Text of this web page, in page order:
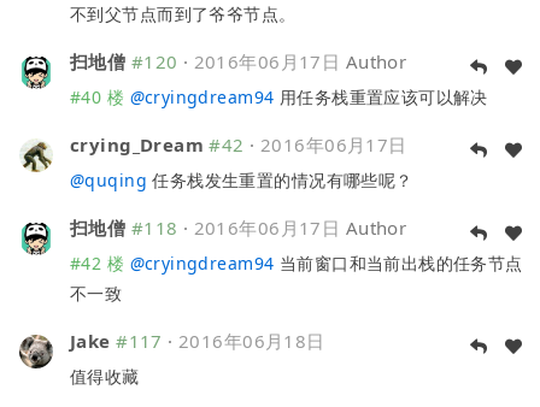
不到父节点而到了爷爷节点。
扫地僧 #120 · 2016年06月17日 Author
#40 楼 @cryingdream94 用任务栈重置应该可以解决
crying_Dream #42 · 2016年06月17日
@quqing 任务栈发生重置的情况有哪些呢？
扫地僧 #118 · 2016年06月17日 Author
#42 楼 @cryingdream94 当前窗口和当前出栈的任务节点
不一致
Jake #117 · 2016年06月18日
值得收藏